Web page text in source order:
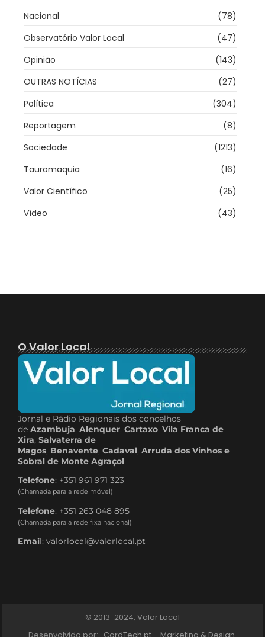
Nacional
(78)
Observatório Valor Local
(47)
Opinião
(143)
OUTRAS NOTÍCIAS
(27)
Política
(304)
Reportagem
(8)
Sociedade
(1213)
Tauromaquia
(16)
Valor Científico
(25)
Vídeo
(43)
O Valor Local
Jornal e Rádio Regionais dos concelhos
de Azambuja, Alenquer, Cartaxo, Vila Franca de
Xira, Salvaterra de
Magos, Benavente, Cadaval, Arruda dos Vinhos e
Sobral de Monte Agraçol
Telefone: +351 961 971 323
(Chamada para a rede móvel)
Telefone: +351 263 048 895
(Chamada para a rede fixa nacional)
Email: valorlocal@valorlocal.pt
© 2013-2024, Valor Local